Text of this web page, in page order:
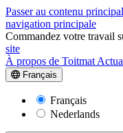
Passer au contenu principal
navigation principale
Commandez votre travail
site
À propos de Toitmat
Français
Français
Nederlands